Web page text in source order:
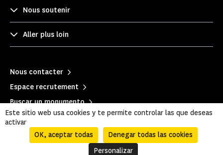
Nous soutenir
Aller plus loin
Nous contacter
Espace recrutement
Buscar un monumento
Este sitio web usa cookies y te permite controlar las que deseas
activar
OK, aceptar todas
Denegar todas las cookies
Personalizar